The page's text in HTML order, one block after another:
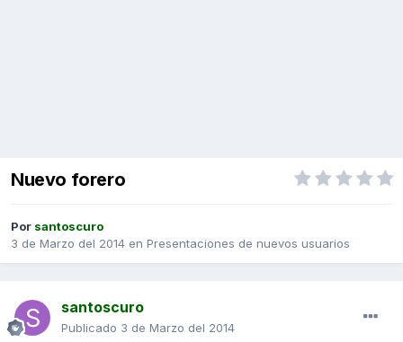
Nuevo forero
Por santoscuro
3 de Marzo del 2014 en Presentaciones de nuevos usuarios
santoscuro
Publicado 3 de Marzo del 2014